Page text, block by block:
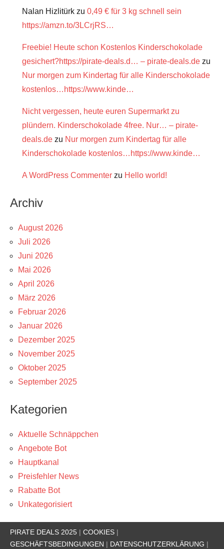
Nalan Hizlitürk zu 0,49 € für 3 kg schnell sein
https://amzn.to/3LCrjRS…
Freebie! Heute schon Kostenlos Kinderschokolade
gesichert?https://pirate-deals.d… – pirate-deals.de zu
Nur morgen zum Kindertag für alle Kinderschokolade
kostenlos…https://www.kinde…
Nicht vergessen, heute euren Supermarkt zu
plündern. Kinderschokolade 4free. Nur… – pirate-
deals.de zu Nur morgen zum Kindertag für alle
Kinderschokolade kostenlos…https://www.kinde…
A WordPress Commenter zu Hello world!
Archiv
August 2026
Juli 2026
Juni 2026
Mai 2026
April 2026
März 2026
Februar 2026
Januar 2026
Dezember 2025
November 2025
Oktober 2025
September 2025
Kategorien
Aktuelle Schnäppchen
Angebote Bot
Hauptkanal
Preisfehler News
Rabatte Bot
Unkategorisiert
PIRATE DEALS 2025 | COOKIES |
GESCHÄFTSBEDINGUNGEN | DATENSCHUTZERKLÄRUNG |